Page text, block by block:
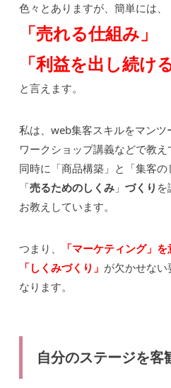
色々とありますが、簡単には、
「売れる仕組み」
「利益を出し続け
と言えます。
私は、web集客スキルをマンツ
ワークショップ講義などで教え
同時に「商品構築」と「集客の
「売るためのしくみ」 づくり を
お教えしています。
つまり、
「マーケティング」
「しくみづくり」 が欠かせない
なります。
自分のステージを客